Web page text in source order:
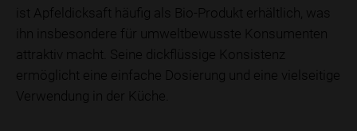
ist Apfeldicksaft häufig als Bio-Produkt erhältlich, was
ihn insbesondere für umweltbewusste Konsumenten
attraktiv macht. Seine dickflüssige Konsistenz
ermöglicht eine einfache Dosierung und eine vielseitige
Verwendung in der Küche.